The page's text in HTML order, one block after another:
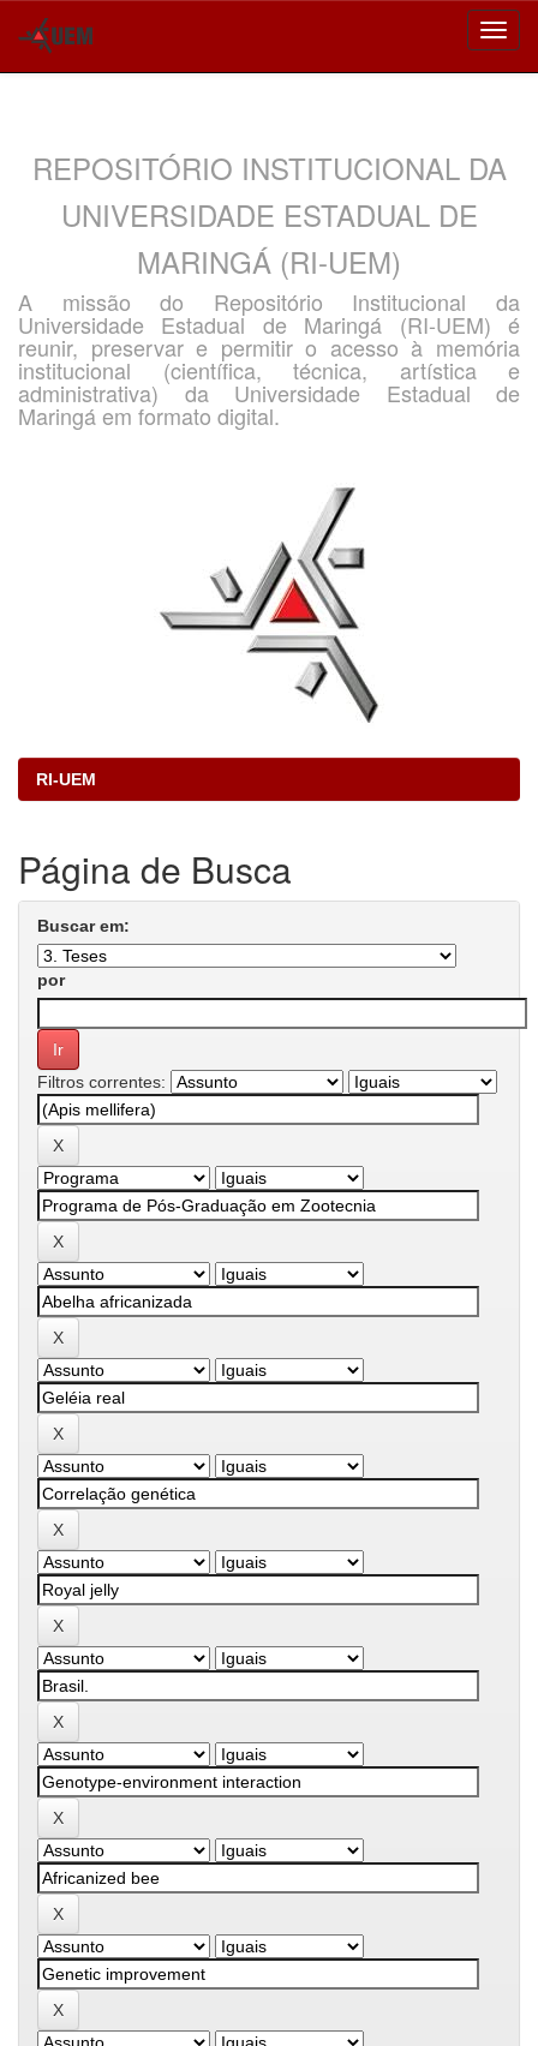
REPOSITÓRIO INSTITUCIONAL DA
UNIVERSIDADE ESTADUAL DE
MARINGÁ (RI-UEM)
A missão do Repositório Institucional da
Universidade Estadual de Maringá (RI-UEM) é
reunir, preservar e permitir o acesso à memória
institucional (científica, técnica, artística e
administrativa) da Universidade Estadual de
Maringá em formato digital.
RI-UEM
Página de Busca
Buscar em:
por
Filtros correntes: